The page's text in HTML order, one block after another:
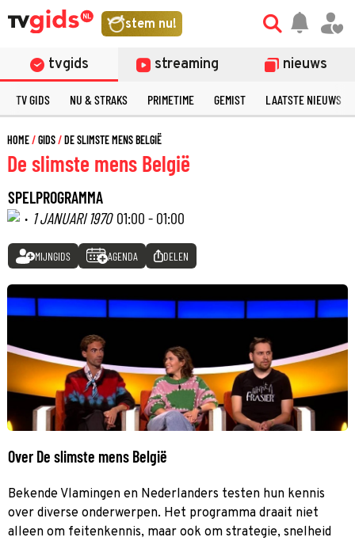
stem nu!
tvgids streaming nieuws
TV GIDS NU & STRAKS PRIMETIME GEMIST LAATSTE NIEUWS
HOME GIDS DE SLIMSTE MENS BELGIË
De slimste mens België
SPELPROGRAMMA
· 1 JANUARI 1970 01:00 - 01:00
MIJNGIDS AGENDA DELEN
Over De slimste mens België
Bekende Vlamingen en Nederlanders testen hun kennis
over diverse onderwerpen. Het programma draait niet
alleen om feitenkennis, maar ook om strategie, snelheid